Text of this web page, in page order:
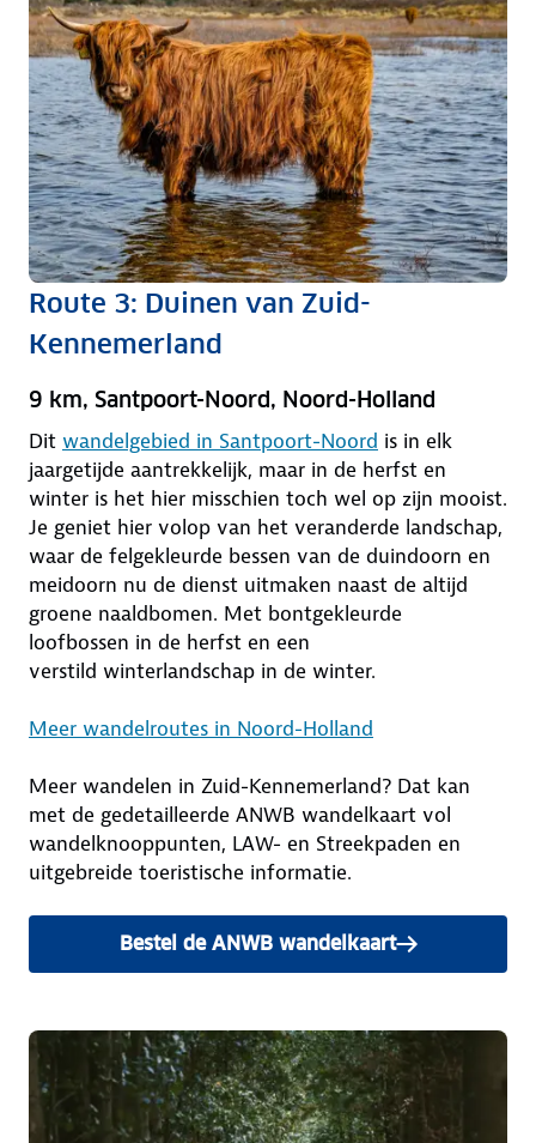
Route 3: Duinen van Zuid-
Kennemerland
9 km, Santpoort-Noord, Noord-Holland
Dit wandelgebied in Santpoort-Noord is in elk
jaargetijde aantrekkelijk, maar in de herfst en
winter is het hier misschien toch wel op zijn mooist.
Je geniet hier volop van het veranderde landschap,
waar de felgekleurde bessen van de duindoorn en
meidoorn nu de dienst uitmaken naast de altijd
groene naaldbo­men. Met bontgekleurde
loofbossen in de herfst en een
verstild winterlandschap in de winter.
Meer wandelroutes in Noord-Holland
Meer wandelen in Zuid-Kennemerland? Dat kan
met de gedetailleerde ANWB wandelkaart vol
wandelknooppunten, LAW- en Streekpaden en
uitgebreide toeristische informatie.
Bestel de ANWB wandelkaart